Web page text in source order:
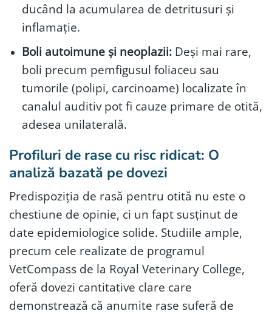
ducând la acumularea de detritusuri și
inflamație.
Boli autoimune și neoplazii:Deși mai rare,
boli precum pemfigusul foliaceu sau
tumorile (polipi, carcinoame) localizate în
canalul auditiv pot fi cauze primare de otită,
adesea unilaterală.
Profiluri de rase cu risc ridicat: O
analiză bazată pe dovezi
Predispoziția de rasă pentru otită nu este o
chestiune de opinie, ci un fapt susținut de
date epidemiologice solide. Studiile ample,
precum cele realizate de programul
VetCompass de la Royal Veterinary College,
oferă dovezi cantitative clare care
demonstrează că anumite rase suferă de